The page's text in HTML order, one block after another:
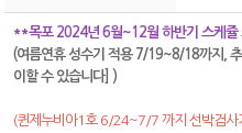
**목포 2024년 6월~12월 하반기 스케쥴
(여름연휴 성수기 적용 7/19~8/18까지,
이할 수 있습니다] )
(퀸제누비아1호 6/24~7/7 까지 선박검사